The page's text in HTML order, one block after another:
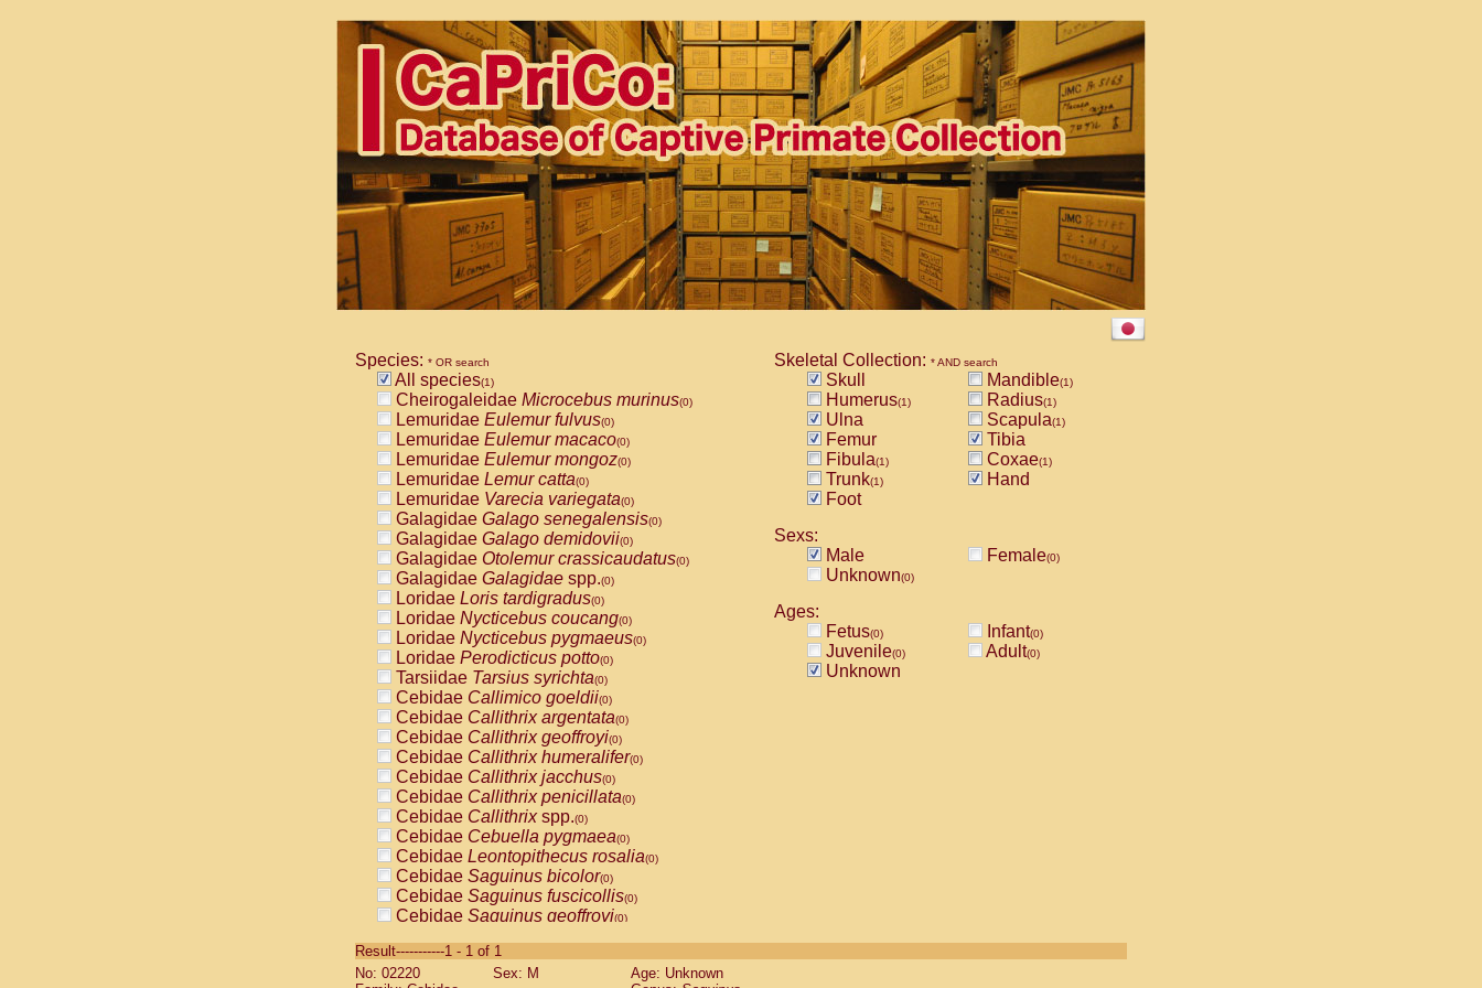
Species: * OR search
All species(1)
Cheirogaleidae Microcebus murinus(0)
Lemuridae Eulemur fulvus(0)
Lemuridae Eulemur macaco(0)
Lemuridae Eulemur mongoz(0)
Lemuridae Lemur catta(0)
Lemuridae Varecia variegata(0)
Galagidae Galago senegalensis(0)
Galagidae Galago demidovii(0)
Galagidae Otolemur crassicaudatus(0)
Galagidae Galagidae spp.(0)
Loridae Loris tardigradus(0)
Loridae Nycticebus coucang(0)
Loridae Nycticebus pygmaeus(0)
Loridae Perodicticus potto(0)
Tarsiidae Tarsius syrichta(0)
Cebidae Callimico goeldii(0)
Cebidae Callithrix argentata(0)
Cebidae Callithrix geoffroyi(0)
Cebidae Callithrix humeralifer(0)
Cebidae Callithrix jacchus(0)
Cebidae Callithrix penicillata(0)
Cebidae Callithrixspp.(0)
Cebidae Cebuella pygmaea(0)
Cebidae Leontopithecus rosalia(0)
Cebidae Saguinus bicolor(0)
Cebidae Saguinus fuscicollis(0)
Cebidae Saguinus geoffroyi(0)
CebidaeSaguinus labiatus(0)
Cebidae Saguinus leucopus (0)
Skeletal Collection: * AND search
Skull Mandible(1)
Humerus(1) Radius(1)
Ulna Scapula(1)
Femur
Tibia
Fibula(1) Coxae(1)
Trunk(1)
Hand
Foot
Sexs:
Male
Female(0)
Unknown(0)
Ages:
Fetus(0) Infant(0)
Juvenile(0) Adult(0)
Unknown
Result-----------1 - 1 of 1
No: 02220
Sex: M
Age: Unknown